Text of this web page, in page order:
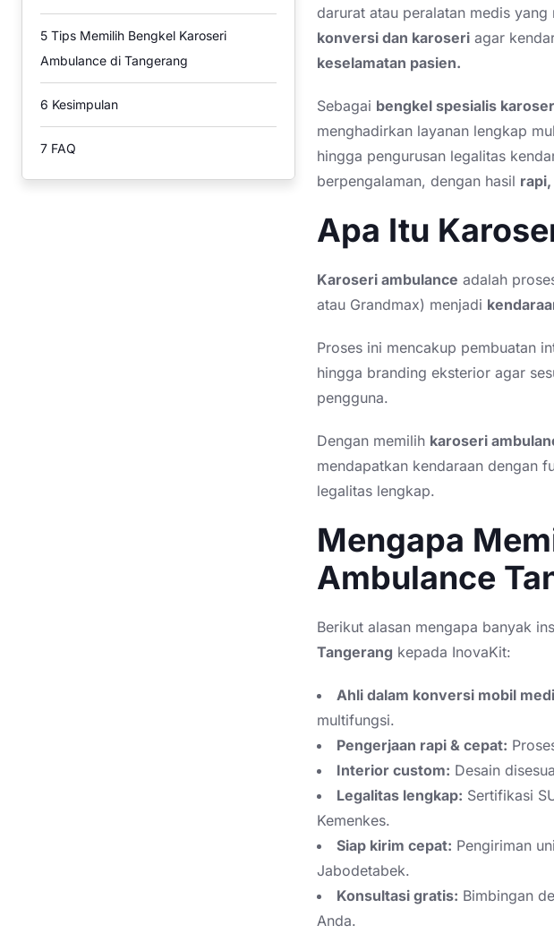
5 Tips Memilih Bengkel Karoseri
Ambulance di Tangerang
6 Kesimpulan
7 FAQ
darurat atau peralatan medis
konversi dan karoseri agar
keselamatan pasien.
Sebagai bengkel spesialis
menghadirkan layanan lengkap
hingga pengurusan legalitas
berpengalaman, dengan hasil
Apa Itu
Karoseri ambulance adalah
atau Grandmax) menjadi
Proses ini mencakup pembuatan
hingga branding eksterior agar
pengguna.
Dengan memilih karoseri
mendapatkan kendaraan dengan
legalitas lengkap.
Mengapa
Ambulance
Berikut alasan mengapa banyak
Tangerang kepada InovaKit:
Ahli dalam konversi mobil
multifungsi.
Pengerjaan rapi & cepat:
Interior custom: Desain
Legalitas lengkap: Sertifikasi
Kemenkes.
Siap kirim cepat: Pengiriman
Jabodetabek.
Konsultasi gratis: Bimbingan
Anda.